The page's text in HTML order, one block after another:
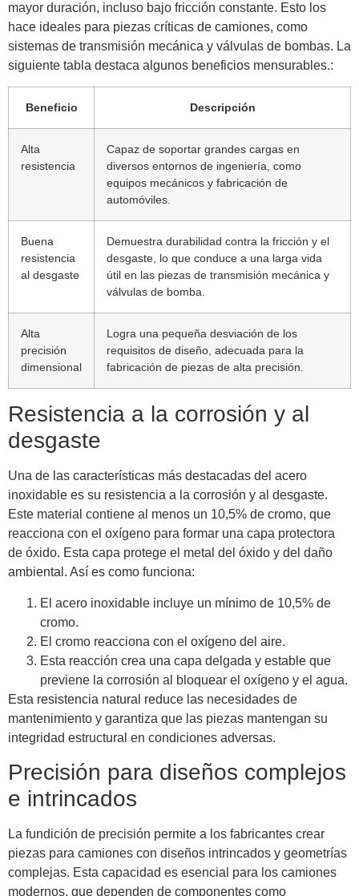
mayor duración, incluso bajo fricción constante. Esto los
hace ideales para piezas críticas de camiones, como
sistemas de transmisión mecánica y válvulas de bombas. La
siguiente tabla destaca algunos beneficios mensurables.:
Beneficio Descripción
Alta
resistencia
Capaz de soportar grandes cargas en
diversos entornos de ingeniería, como
equipos mecánicos y fabricación de
automóviles.
Buena
resistencia
al desgaste
Demuestra durabilidad contra la fricción y el
desgaste, lo que conduce a una larga vida
útil en las piezas de transmisión mecánica y
válvulas de bomba.
Alta
precisión
dimensional
Logra una pequeña desviación de los
requisitos de diseño, adecuada para la
fabricación de piezas de alta precisión.
Resistencia a la corrosión y al
desgaste
Una de las características más destacadas del acero
inoxidable es su resistencia a la corrosión y al desgaste.
Este material contiene al menos un 10,5% de cromo, que
reacciona con el oxígeno para formar una capa protectora
de óxido. Esta capa protege el metal del óxido y del daño
ambiental. Así es como funciona:
El acero inoxidable incluye un mínimo de 10,5% de
cromo.
El cromo reacciona con el oxígeno del aire.
Esta reacción crea una capa delgada y estable que
previene la corrosión al bloquear el oxígeno y el agua.
Esta resistencia natural reduce las necesidades de
mantenimiento y garantiza que las piezas mantengan su
integridad estructural en condiciones adversas.
Precisión para diseños complejos
e intrincados
La fundición de precisión permite a los fabricantes crear
piezas para camiones con diseños intrincados y geometrías
complejas. Esta capacidad es esencial para los camiones
modernos, que dependen de componentes como